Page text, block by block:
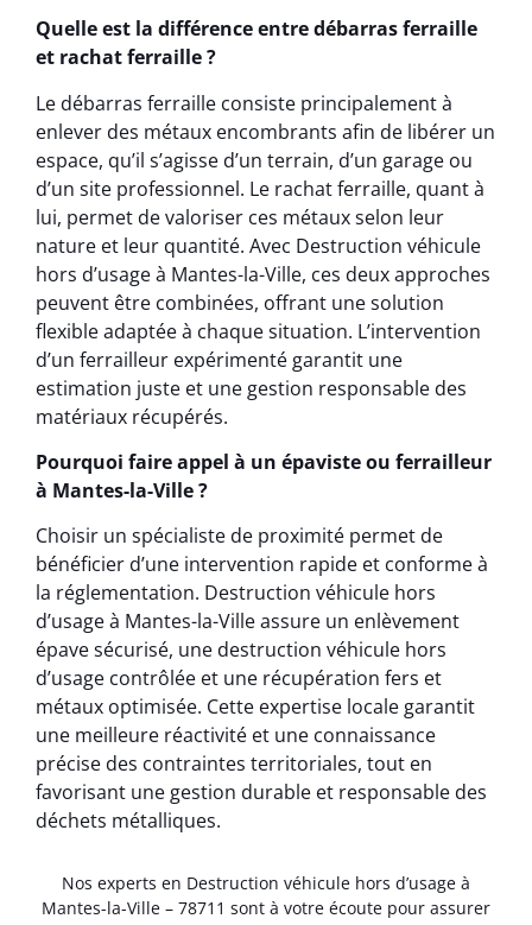
Quelle est la différence entre débarras ferraille
et rachat ferraille ?
Le débarras ferraille consiste principalement à
enlever des métaux encombrants afin de libérer un
espace, qu’il s’agisse d’un terrain, d’un garage ou
d’un site professionnel. Le rachat ferraille, quant à
lui, permet de valoriser ces métaux selon leur
nature et leur quantité. Avec Destruction véhicule
hors d’usage à Mantes-la-Ville, ces deux approches
peuvent être combinées, offrant une solution
flexible adaptée à chaque situation. L’intervention
d’un ferrailleur expérimenté garantit une
estimation juste et une gestion responsable des
matériaux récupérés.
Pourquoi faire appel à un épaviste ou ferrailleur
à Mantes-la-Ville ?
Choisir un spécialiste de proximité permet de
bénéficier d’une intervention rapide et conforme à
la réglementation. Destruction véhicule hors
d’usage à Mantes-la-Ville assure un enlèvement
épave sécurisé, une destruction véhicule hors
d’usage contrôlée et une récupération fers et
métaux optimisée. Cette expertise locale garantit
une meilleure réactivité et une connaissance
précise des contraintes territoriales, tout en
favorisant une gestion durable et responsable des
déchets métalliques.
Nos experts en Destruction véhicule hors d’usage à
Mantes-la-Ville – 78711 sont à votre écoute pour assurer